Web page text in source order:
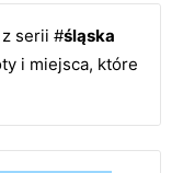
serii #śląska
i miejsca, które